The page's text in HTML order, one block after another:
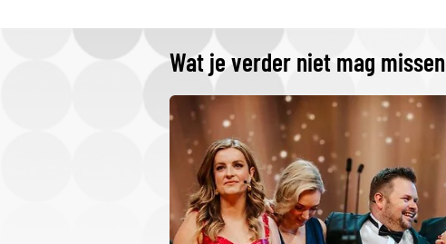
Wat je verder niet mag missen